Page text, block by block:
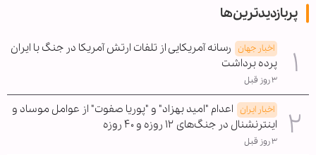
پربازدیدترین‌ها
اخبار جهان رسانه آمریکایی از تلفات ارتش آمریکا در جنگ با ایران
پرده برداشت
۳ روز قبل
اخبار ایران اعدام "امید بهزاد" و "پوریا صفوت" از عوامل موساد و
اینترنشنال در جنگ‌های ۱۲ روزه و ۴۰ روزه
۳ روز قبل